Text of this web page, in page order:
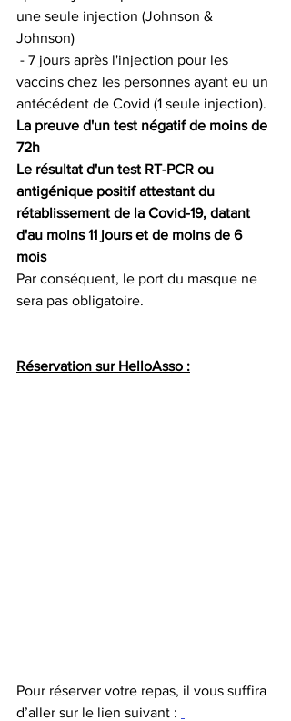
une seule injection (Johnson &
Johnson)
vaccins chez les personnes ayant eu un
antécédent de Covid (1 seule injection).
La preuve d'un test négatif de moins de
72h
Le résultat d'un test RT-PCR ou
antigénique positif attestant du
rétablissement de la Covid-19, datant
d'au moins 11 jours et de moins de 6
mois
Par conséquent, le port du masque ne
sera pas obligatoire.
Réservation sur HelloAsso :
Pour réserver votre repas, il vous suffira
d’aller sur le lien suivant :